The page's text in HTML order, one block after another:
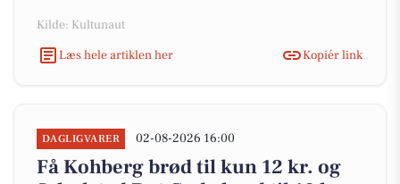
Kilde: Kultunaut
Læs hele artiklen her
Kopiér link
DAGLIGVARER 02-08-2026 16:00
Få Kohberg brød til kun 12 kr. og